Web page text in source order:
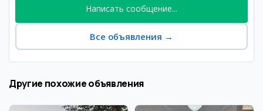
Написать сообщение...
Все объявления →
Другие похожие объявления